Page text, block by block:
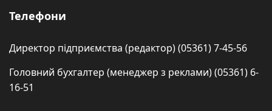
Телефони
Директор підприємства (редактор) (05361) 7-45-56
Головний бухгалтер (менеджер з реклами) (05361) 6-
16-51